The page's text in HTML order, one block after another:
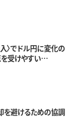
〉でドル円に変化の
受けやすい…
を避けるための協調